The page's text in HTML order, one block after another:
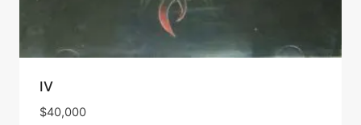
IV
$40,000